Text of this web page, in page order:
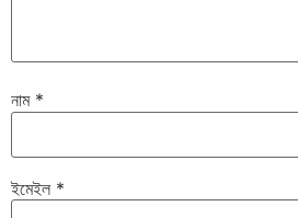
নাম *
ইমেইল *